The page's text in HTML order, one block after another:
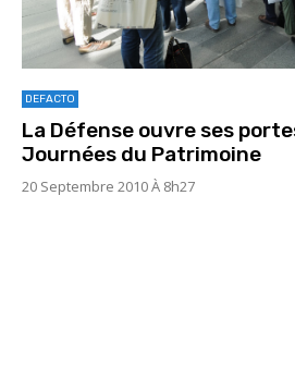
DEFACTO
La Défense ouvre ses
Journées du Patrimoine
20 Septembre 2010 À 8h27